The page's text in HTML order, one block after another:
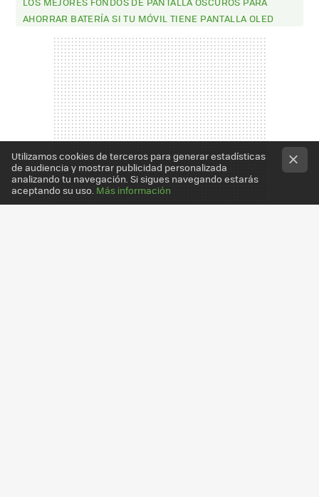
AHORRAR BATERÍA SI TU MÓVIL TIENE PANTALLA OLED
Utilizamos cookies de terceros para generar estadísticas
de audiencia y mostrar publicidad personalizada
analizando tu navegación. Si sigues navegando estarás
aceptando su uso. Más información